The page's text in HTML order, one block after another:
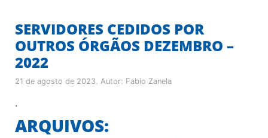
SERVIDORES CEDIDOS POR
OUTROS ÓRGÃOS DEZEMBRO –
2022
21 de agosto de 2023. Autor: Fabio Zanela
.
ARQUIVOS: